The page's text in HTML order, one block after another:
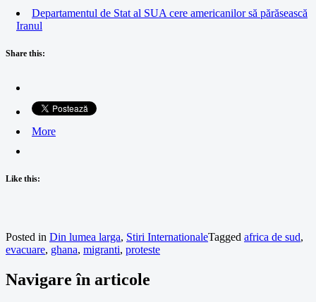
Departamentul de Stat al SUA cere americanilor să părăsească
Iranul
Share this:
More
Like this:
Posted in Din lumea larga, Stiri InternationaleTagged africa de sud,
evacuare, ghana, migranti, proteste
Navigare în articole